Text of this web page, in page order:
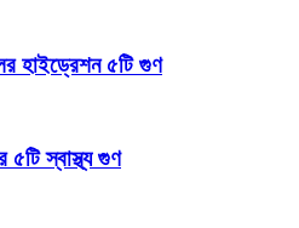
হাইড্রেশন ৫টি গুণ
৫টি স্বাস্থ্য গুণ